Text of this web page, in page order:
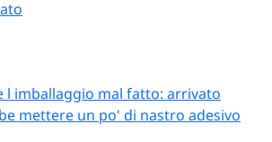
l imballaggio mal fatto: arrivato
mettere un po' di nastro adesivo